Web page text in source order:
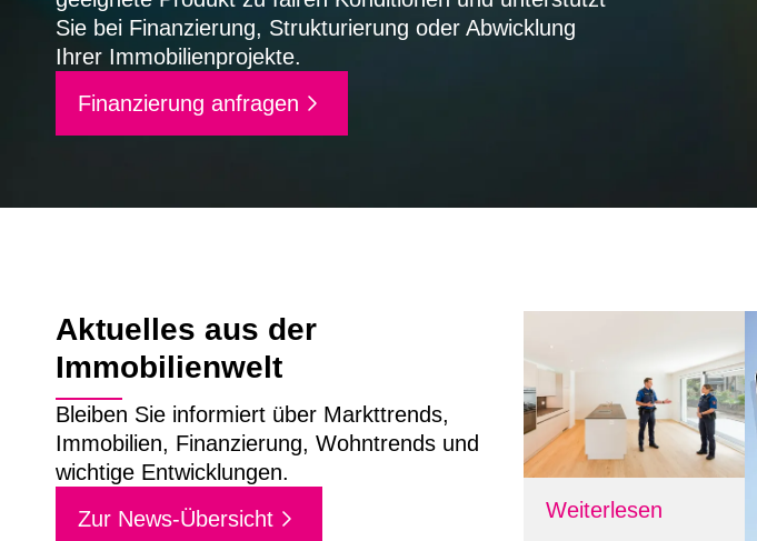
Sie bei Finanzierung, Strukturierung oder Abwicklung
Ihrer Immobilienprojekte.
Finanzierung anfragen
Aktuelles aus der
Immobilienwelt
Bleiben Sie informiert über Markttrends,
Immobilien, Finanzierung, Wohntrends und
wichtige Entwicklungen.
Zur News-Übersicht
Weiterlesen